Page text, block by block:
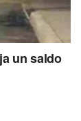
un saldo